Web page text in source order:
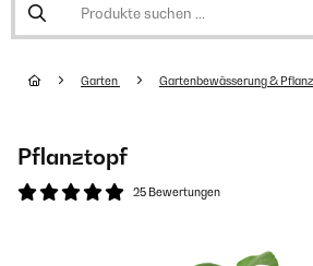
Garten Gartenbewässerung &
Pflanztopf
25 Bewertungen